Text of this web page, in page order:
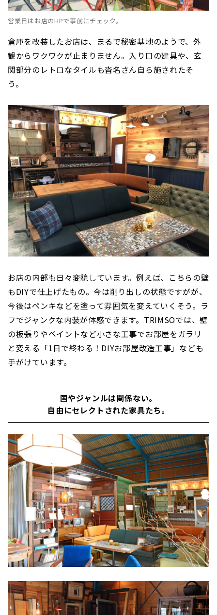
営業日はお店のHPで事前にチェック。
倉庫を改装したお店は、まるで秘密基地のようで、外
観からワクワクが止まりません。入り口の建具や、玄
関部分のレトロなタイルも沓名さん自ら施されたそ
う。
お店の内部も日々変貌しています。例えば、こちらの壁
もDIYで仕上げたもの。今は削り出しの状態ですがが、
今後はペンキなどを塗って雰囲気を変えていくそう。ラ
フでジャンクな内装が体感できます。TRIMSOでは、壁
の板張りやペイントなど小さな工事でお部屋をガラリ
と変える「1日で終わる！DIYお部屋改造工事」なども
手がけています。
国やジャンルは関係ない。
自由にセレクトされた家具たち。